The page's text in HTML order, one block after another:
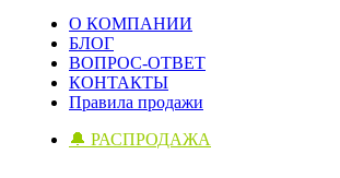
О КОМПАНИИ
БЛОГ
ВОПРОС-ОТВЕТ
КОНТАКТЫ
Правила продажи
🔔 РАСПРОДАЖА